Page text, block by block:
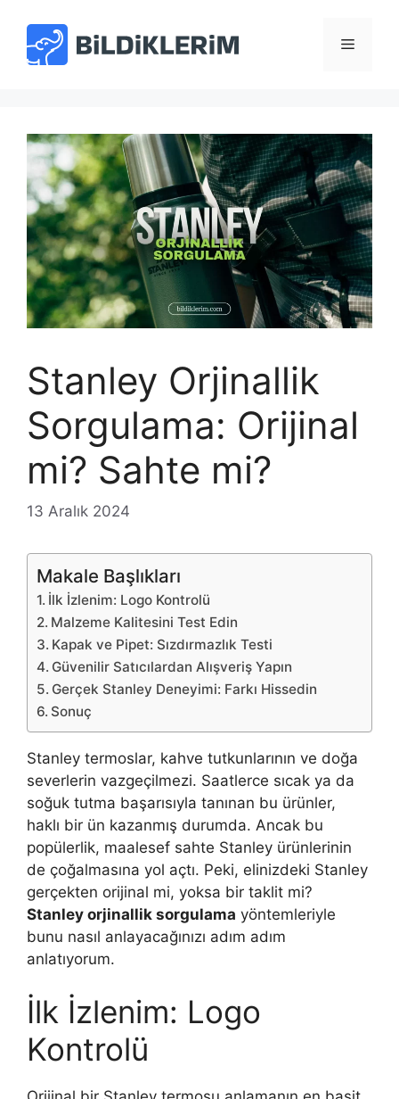
Menü
Stanley Orjinallik
Sorgulama: Orijinal
mi? Sahte mi?
13 Aralık 2024
Makale Başlıkları
İlk İzlenim: Logo Kontrolü
Malzeme Kalitesini Test Edin
Kapak ve Pipet: Sızdırmazlık Testi
Güvenilir Satıcılardan Alışveriş Yapın
Gerçek Stanley Deneyimi: Farkı Hissedin
Sonuç
Stanley termoslar, kahve tutkunlarının ve doğa
severlerin vazgeçilmezi. Saatlerce sıcak ya da
soğuk tutma başarısıyla tanınan bu ürünler,
haklı bir ün kazanmış durumda. Ancak bu
popülerlik, maalesef sahte Stanley ürünlerinin
de çoğalmasına yol açtı. Peki, elinizdeki Stanley
gerçekten orijinal mi, yoksa bir taklit mi?
Stanley orjinallik sorgulama yöntemleriyle
bunu nasıl anlayacağınızı adım adım
anlatıyorum.
İlk İzlenim: Logo
Kontrolü